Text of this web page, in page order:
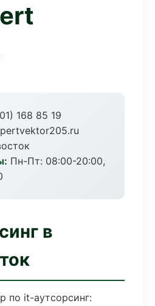
168 85 19
Пн-Пт: 08:00-20:00,
в
по it-аутсорсинг: